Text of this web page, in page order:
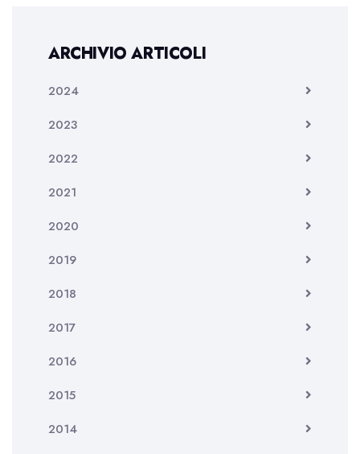
ARCHIVIO ARTICOLI
2024
2023
2022
2021
2020
2019
2018
2017
2016
2015
2014